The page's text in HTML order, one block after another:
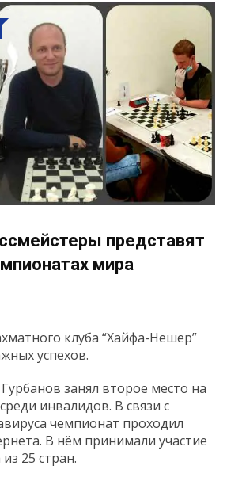
представят
мира
клуба “Хайфа-Нешер”
успехов.
занял второе место на
инвалидов. В связи с
чемпионат проходил
В нём принимали участие
25 стран.